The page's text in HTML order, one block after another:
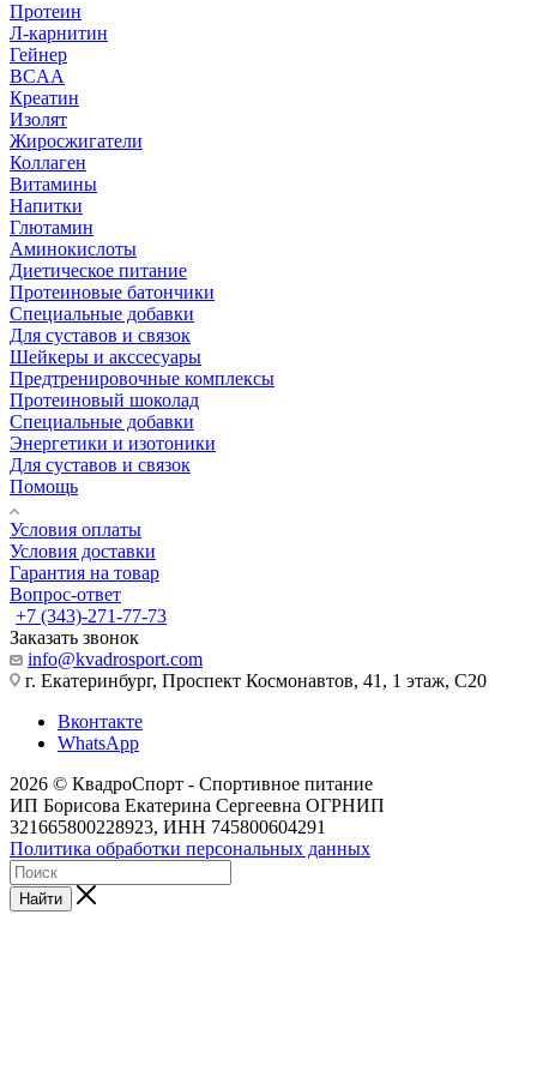
Протеин
Л-карнитин
Гейнер
BCAA
Креатин
Изолят
Жиросжигатели
Коллаген
Витамины
Напитки
Глютамин
Аминокислоты
Диетическое питание
Протеиновые батончики
Специальные добавки
Для суставов и связок
Шейкеры и акссесуары
Предтренировочные комплексы
Протеиновый шоколад
Специальные добавки
Энергетики и изотоники
Для суставов и связок
Помощь
Условия оплаты
Условия доставки
Гарантия на товар
Вопрос-ответ
+7 (343)-271-77-73
Заказать звонок
info@kvadrosport.com
г. Екатеринбург, Проспект Космонавтов, 41, 1 этаж, С20
Вконтакте
WhatsApp
2026 © КвадроСпорт - Спортивное питание
ИП Борисова Екатерина Сергеевна ОГРНИП
321665800228923, ИНН 745800604291
Политика обработки персональных данных
Найти